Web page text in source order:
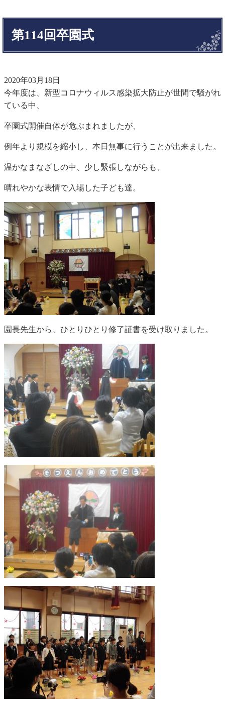
第114回卒園式
2020年03月18日
今年度は、新型コロナウィルス感染拡大防止が世間で騒がれ
ている中、
卒園式開催自体が危ぶまれましたが、
例年より規模を縮小し、本日無事に行うことが出来ました。
温かなまなざしの中、少し緊張しながらも、
晴れやかな表情で入場した子ども達。
園長先生から、ひとりひとり修了証書を受け取りました。